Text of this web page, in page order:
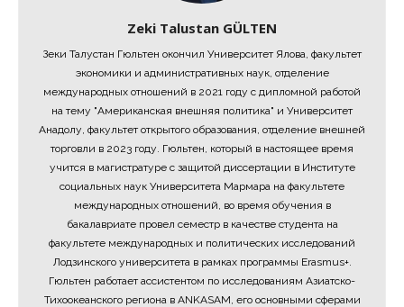
Zeki Talustan GÜLTEN
Зеки Талустан Гюльтен окончил Университет Ялова, факультет
экономики и административных наук, отделение
международных отношений в 2021 году с дипломной работой
на тему "Американская внешняя политика" и Университет
Анадолу, факультет открытого образования, отделение внешней
торговли в 2023 году. Гюльтен, который в настоящее время
учится в магистратуре с защитой диссертации в Институте
социальных наук Университета Мармара на факультете
международных отношений, во время обучения в
бакалавриате провел семестр в качестве студента на
факультете международных и политических исследований
Лодзинского университета в рамках программы Erasmus+.
Гюльтен работает ассистентом по исследованиям Азиатско-
Тихоокеанского региона в ANKASAM, его основными сферами